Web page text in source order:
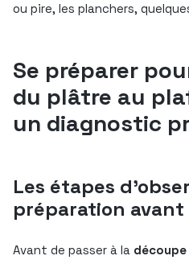
ou pire, les planchers,
Se préparer
du plâtre au
un diagnostic
Les étapes
préparation
Avant de passer à la